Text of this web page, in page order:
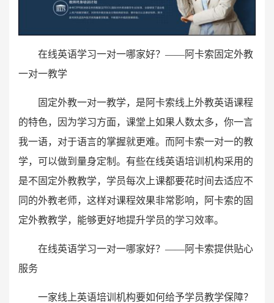
在线英语学习一对一哪家好？——阿卡索固定外教
一对一教学
固定外教一对一教学，是阿卡索线上外教英语课程
的特色，因为学习方面，课堂上如果人数太多，你一言
我一语，对于语言的掌握就更难。而阿卡索一对一的教
学，可以做到量身定制。有些在线英语培训机构采用的
是不固定外教教学，学员每次上课都要花时间去适应不
同的外教老师，这样对课程效果非常影响，阿卡索的固
定外教教学，能够更好地提升学员的学习效率。
在线英语学习一对一哪家好？——阿卡索提供贴心
服务
一家线上英语培训机构要如何给予学员教学保障？